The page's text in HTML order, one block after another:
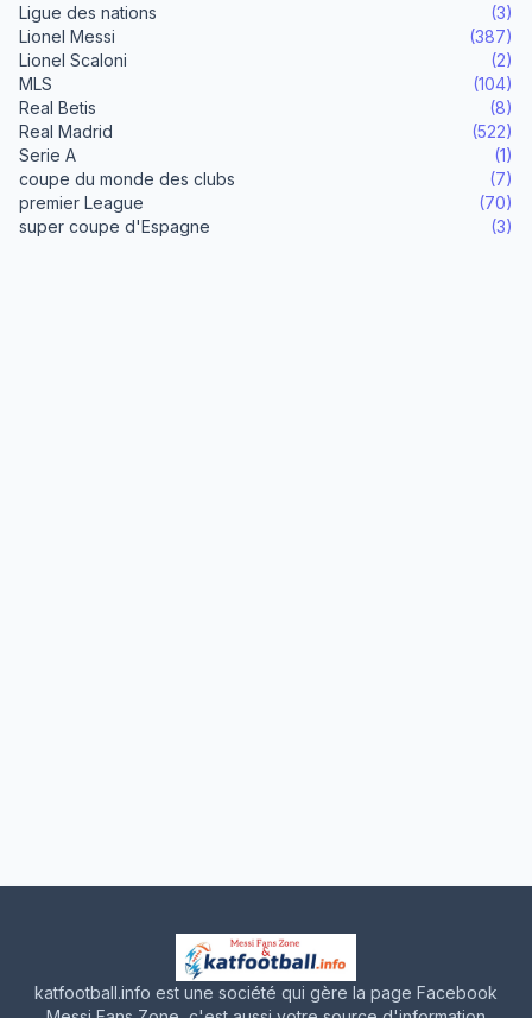
Ligue des nations
(3)
Lionel Messi
(387)
Lionel Scaloni
(2)
MLS
(104)
Real Betis
(8)
Real Madrid
(522)
Serie A
(1)
coupe du monde des clubs
(7)
premier League
(70)
super coupe d'Espagne
(3)
katfootball.info est une société qui gère la page Facebook